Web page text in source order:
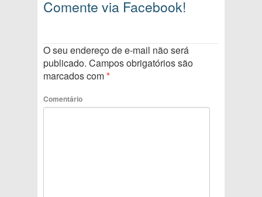
Comente via Facebook!
O seu endereço de e-mail não será
publicado. Campos obrigatórios são
marcados com*
Comentário